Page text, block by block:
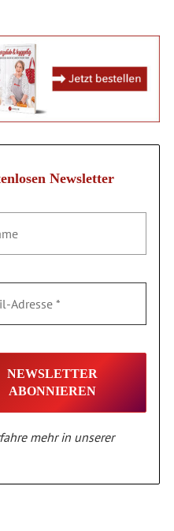
Newsletter
mehr in unserer